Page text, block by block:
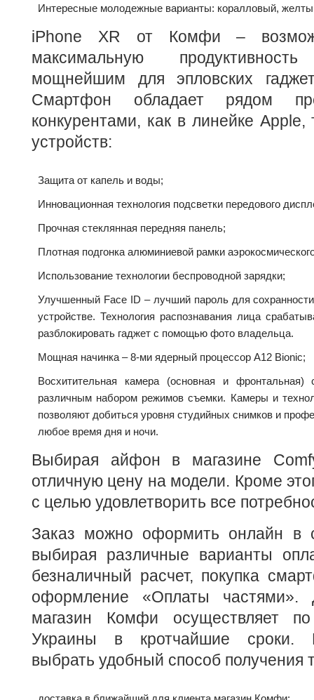
Интересные молодежные варианты: коралловый,
iPhone XR от Комфи –
максимальную
мощнейшим для эпловских
Смартфон обладает рядом
конкурентами, как в линейке
устройств:
Защита от капель и воды;
Инновационная технология подсветки передового
Прочная стеклянная передняя панель;
Плотная подгонка алюминиевой рамки
Использование технологии беспроводной зарядки;
Улучшенный Face ID – лучший пароль для
устройстве. Технология распознавания лица
разблокировать гаджет с помощью фото владельца.
Мощная начинка – 8-ми ядерный процессор А12 Bionic;
Восхитительная камера (основная и фронтальная)
различным набором режимов съемки. Камеры и
позволяют добиться уровня студийных снимков и
любое время дня и ночи.
Выбирая айфон в магазине
отличную цену на модели. Кроме
с целью удовлетворить все
Заказ можно оформить онлайн в
выбирая различные варианты
безналичный расчет, покупка
оформление «Оплаты частями».
магазин Комфи осуществляет
Украины в кротчайшие сроки.
выбрать удобный способ получения